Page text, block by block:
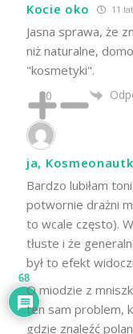
Kocie oko 11
Jasna sprawa, że
niż naturalne,
"kosmetyki".
0
ja,
Bardzo lubiłam
potwornie drażni
to wcale często).
tłuste i że
był to efekt
O miodzie z
ten sam problem,
gdzie znaleźć
68